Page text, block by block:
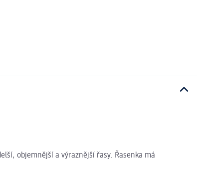
objemnější a výraznější řasy. Řasenka má